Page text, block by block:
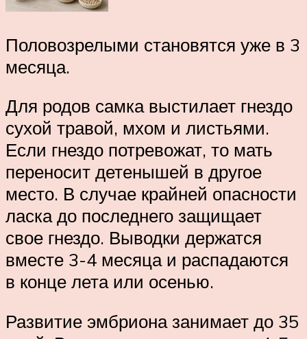
Половозрелыми становятся уже в 3
месяца.
Для родов самка выстилает гнездо
сухой травой, мхом и листьями.
Если гнездо потревожат, то мать
переносит детенышей в другое
место. В случае крайней опасности
ласка до последнего защищает
свое гнездо. Выводки держатся
вместе 3-4 месяца и распадаются
в конце лета или осенью.
Развитие эмбриона занимает до 35